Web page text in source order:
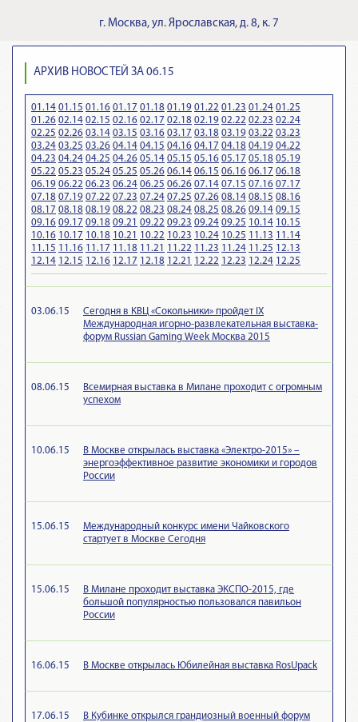
г. Москва, ул. Ярославская, д. 8, к. 7
АРХИВ НОВОСТЕЙ ЗА 06.15
01.14 01.15 01.16 01.17 01.18 01.19 01.22 01.23 01.24 01.25
01.26 02.14 02.15 02.16 02.17 02.18 02.19 02.22 02.23 02.24
02.25 02.26 03.14 03.15 03.16 03.17 03.18 03.19 03.22 03.23
03.24 03.25 03.26 04.14 04.15 04.16 04.17 04.18 04.19 04.22
04.23 04.24 04.25 04.26 05.14 05.15 05.16 05.17 05.18 05.19
05.22 05.23 05.24 05.25 05.26 06.14 06.15 06.16 06.17 06.18
06.19 06.22 06.23 06.24 06.25 06.26 07.14 07.15 07.16 07.17
07.18 07.19 07.22 07.23 07.24 07.25 07.26 08.14 08.15 08.16
08.17 08.18 08.19 08.22 08.23 08.24 08.25 08.26 09.14 09.15
09.16 09.17 09.18 09.21 09.22 09.23 09.24 09.25 10.14 10.15
10.16 10.17 10.18 10.21 10.22 10.23 10.24 10.25 11.13 11.14
11.15 11.16 11.17 11.18 11.21 11.22 11.23 11.24 11.25 12.13
12.14 12.15 12.16 12.17 12.18 12.21 12.22 12.23 12.24 12.25
03.06.15
Сегодня в КВЦ «Сокольники» пройдет IX
Международная игорно-развлекательная выставка-
форум Russian Gaming Week Москва 2015
08.06.15
Всемирная выставка в Милане проходит с огромным
успехом
10.06.15
В Москве открылась выставка «Электро-2015» –
энергоэффективное развитие экономики и городов
России
15.06.15
Международный конкурс имени Чайковского
стартует в Москве Сегодня
15.06.15
В Милане проходит выставка ЭКСПО-2015, где
большой популярностью пользовался павильон
России
16.06.15 В Москве открылась Юбилейная выставка RosUpack
17.06.15
В Кубинке открылся грандиозный военный форум